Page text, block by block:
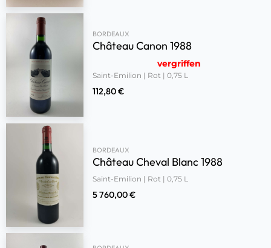
BORDEAUX
Château Canon 1988
vergriffen
Saint-Emilion | Rot | 0,75 L
112,80€
BORDEAUX
Château Cheval Blanc 1988
Saint-Emilion | Rot | 0,75 L
5 760,00€